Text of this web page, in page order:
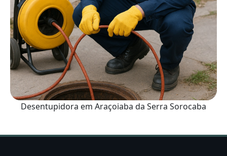
Desentupidora em Araçoiaba da Serra Sorocaba